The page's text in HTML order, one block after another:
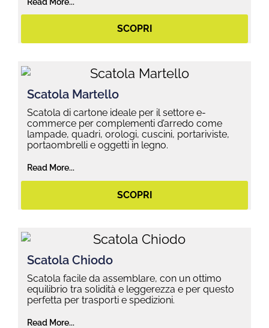
SCOPRI
Scatola Martello
Scatola di cartone ideale per il settore e-
commerce per complementi d’arredo come
lampade, quadri, orologi, cuscini, portariviste,
portaombrelli e oggetti in legno.
Read More...
SCOPRI
Scatola Chiodo
Scatola facile da assemblare, con un ottimo
equilibrio tra solidità e leggerezza e per questo
perfetta per trasporti e spedizioni.
Read More...